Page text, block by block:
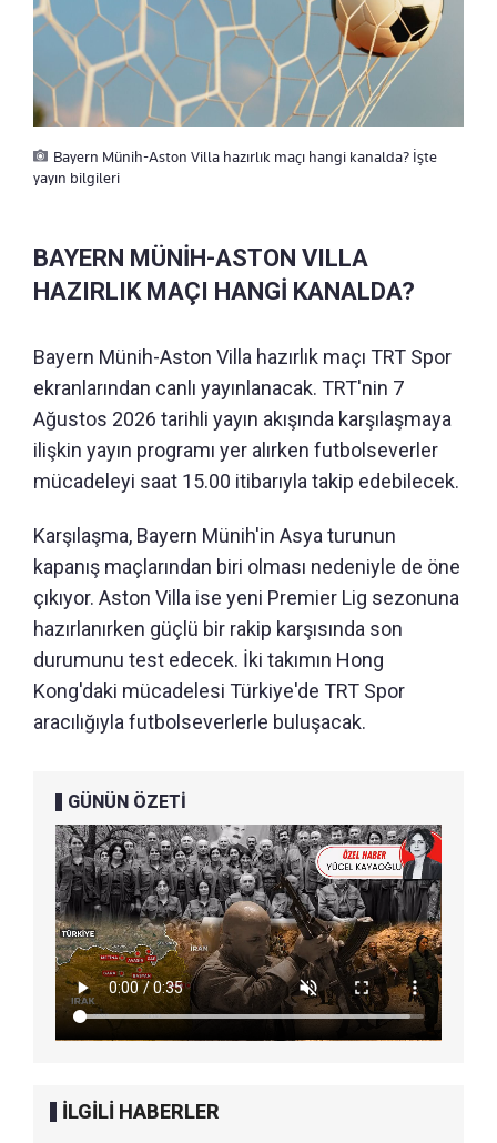
Bayern Münih-Aston Villa hazırlık maçı hangi kanalda? İşte
yayın bilgileri
BAYERN MÜNİH-ASTON VILLA
HAZIRLIK MAÇI HANGİ KANALDA?
Bayern Münih-Aston Villa hazırlık maçı TRT Spor
ekranlarından canlı yayınlanacak. TRT'nin 7
Ağustos 2026 tarihli yayın akışında karşılaşmaya
ilişkin yayın programı yer alırken futbolseverler
mücadeleyi saat 15.00 itibarıyla takip edebilecek.
Karşılaşma, Bayern Münih'in Asya turunun
kapanış maçlarından biri olması nedeniyle de öne
çıkıyor. Aston Villa ise yeni Premier Lig sezonuna
hazırlanırken güçlü bir rakip karşısında son
durumunu test edecek. İki takımın Hong
Kong'daki mücadelesi Türkiye'de TRT Spor
aracılığıyla futbolseverlerle buluşacak.
GÜNÜN ÖZETİ
İLGİLİ HABERLER